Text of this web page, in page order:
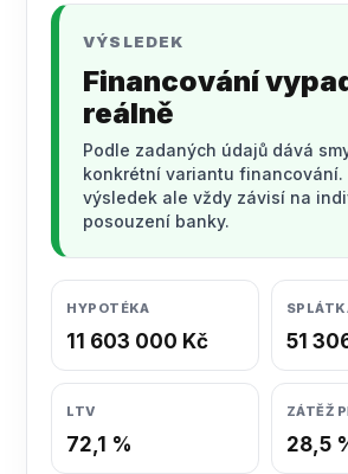
VÝSLEDEK
Financování
reálně
Podle zadaných údajů dává
konkrétní variantu financování.
výsledek ale vždy závisí na
posouzení banky.
HYPOTÉKA
11 603 000 Kč 51
LTV
72,1 %
ZÁTĚŽ
28,5